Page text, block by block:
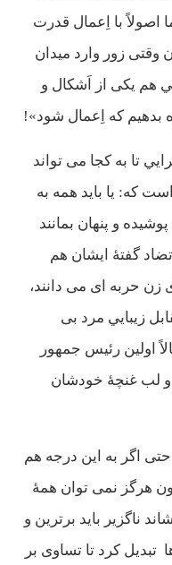
اصولاً با اِعمال قدرت
زور وارد ميدان
هم يكی از اَشكال و
بدهيم كه اِعمال شود»!
تا به كجا می تواند
كه: يا بايد همه به
و پنهان بمانند
گفتۀ ايشان هم
زن حربه ای می دانند،
زيبايي مرد بی
اولين رئيس جمهور
و لب غنچۀ خودشان
اگر به اين درجه هم
هرگز نمی توان همۀ
ناگزير بايد برترين و
كرد تا تساوی بر